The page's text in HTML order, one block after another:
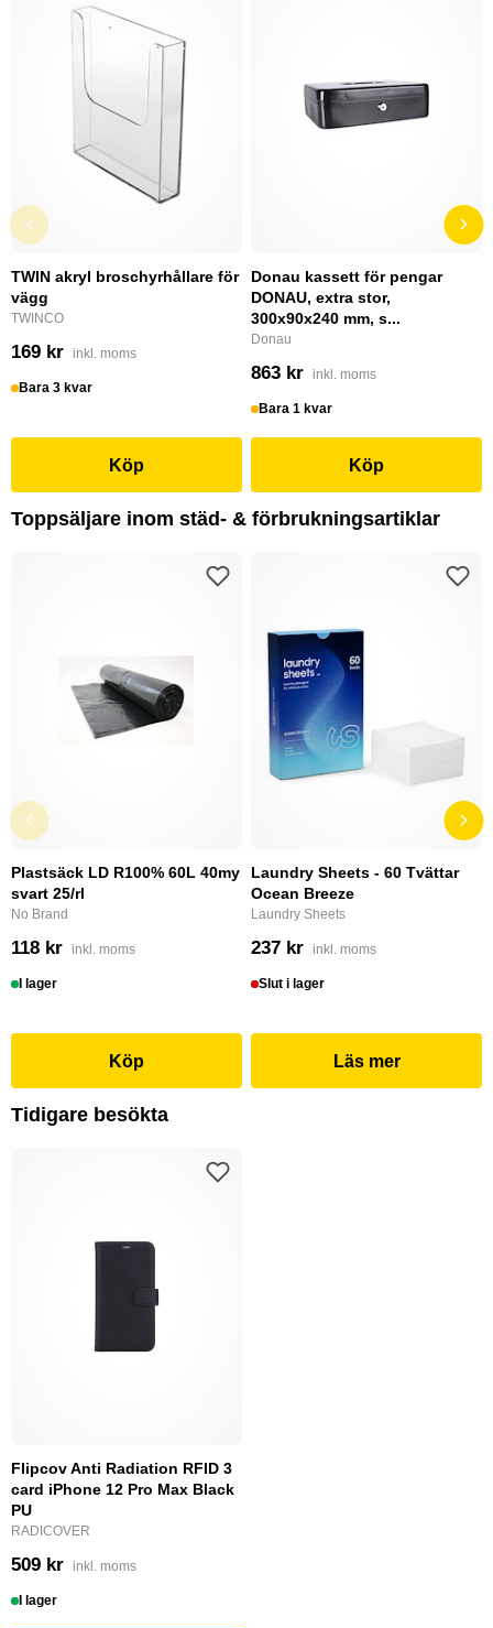
TWIN akryl broschyrhållare för
vägg
TWINCO
169 kr inkl. moms
Bara 3 kvar
Köp
Donau kassett för pengar
DONAU, extra stor,
300x90x240 mm, s...
Donau
863 kr inkl. moms
Bara 1 kvar
Köp
Toppsäljare inom städ- & förbrukningsartiklar
Plastsäck LD R100% 60L 40my
svart 25/rl
No Brand
118 kr inkl. moms
I lager
Köp
Laundry Sheets - 60 Tvättar
Ocean Breeze
Laundry Sheets
237 kr inkl. moms
Slut i lager
Läs mer
Tidigare besökta
Flipcov Anti Radiation RFID 3
card iPhone 12 Pro Max Black
PU
RADICOVER
509 kr inkl. moms
I lager